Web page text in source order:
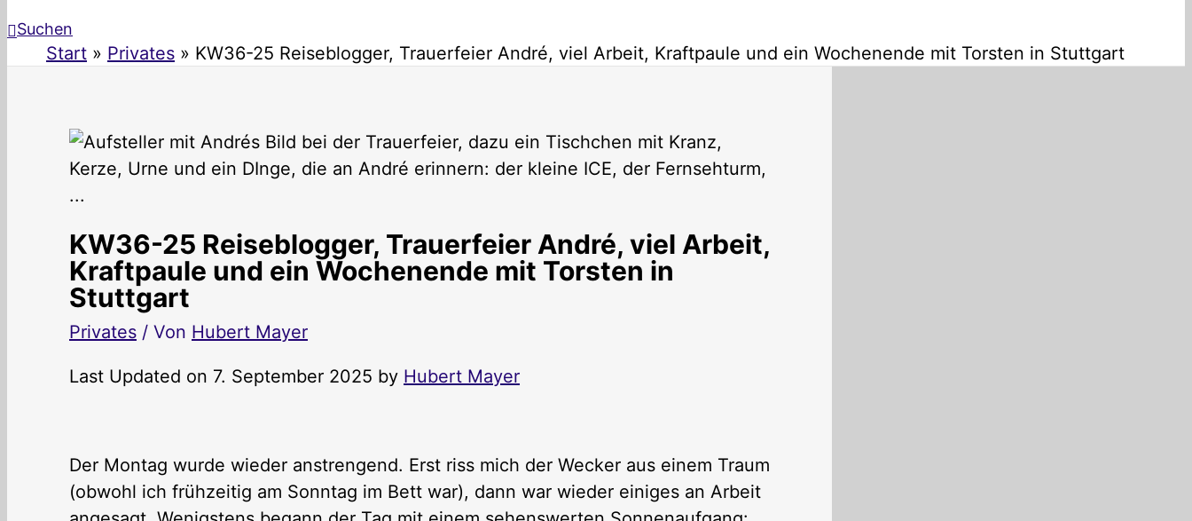
Suchen
Start Privates KW36-25 Reiseblogger, Trauerfeier André, viel Arbeit, Kraftpaule und ein Wochenende mit Torsten in Stuttgart
KW36-25 Reiseblogger, Trauerfeier André, viel Arbeit,
Kraftpaule und ein Wochenende mit Torsten in
Stuttgart
Privates / Von Hubert Mayer
Last Updated on 7. September 2025 by Hubert Mayer
Der Montag wurde wieder anstrengend. Erst riss mich der Wecker aus einem Traum
(obwohl ich frühzeitig am Sonntag im Bett war), dann war wieder einiges an Arbeit